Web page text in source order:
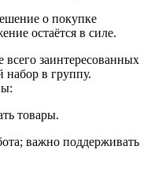
о покупке
остаётся в силе.
всего заинтересованных
набор в группу.
товары.
важно поддерживать